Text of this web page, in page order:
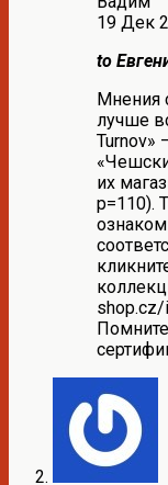
19 Дек
to
Мнения
лучше
Turnov»
их
p=110).